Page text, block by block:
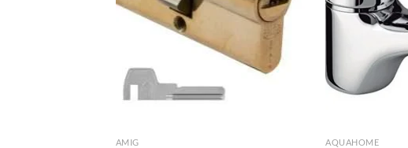
AMIG AQUAHOME